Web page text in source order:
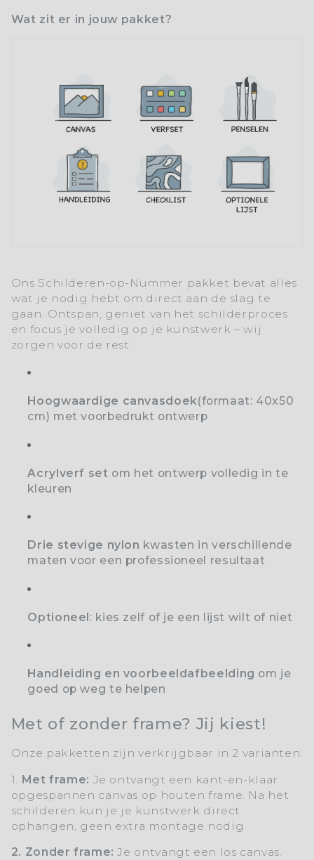
Wat zit er in jouw pakket?
Ons Schilderen-op-Nummer pakket bevat alles
wat je nodig hebt om direct aan de slag te
gaan. Ontspan, geniet van het schilderproces
en focus je volledig op je kunstwerk – wij
zorgen voor de rest:
Hoogwaardige canvasdoek(formaat: 40x50
cm) met voorbedrukt ontwerp
Acrylverf set om het ontwerp volledig in te
kleuren
Drie stevige nylon kwasten in verschillende
maten voor een professioneel resultaat
Optioneel: kies zelf of je een lijst wilt of niet
Handleiding en voorbeeldafbeelding om je
goed op weg te helpen
Met of zonder frame? Jij kiest!
Onze pakketten zijn verkrijgbaar in 2 varianten:
1. Met frame: Je ontvangt een kant-en-klaar
opgespannen canvas op houten frame. Na het
schilderen kun je je kunstwerk direct
ophangen, geen extra montage nodig
2. Zonder frame: Je ontvangt een los canvas.